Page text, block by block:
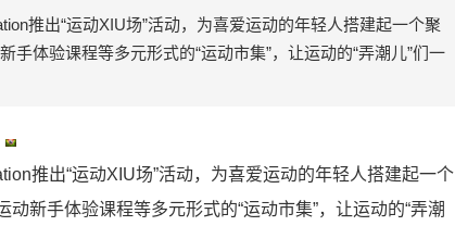
推出“运动XIU场”活动，为喜爱运动的年轻人搭建起一个聚
体验课程等多元形式的“运动市集”，让运动的“弄潮儿”们一
推出“运动XIU场”活动，为喜爱运动的年轻人搭建起一个
新手体验课程等多元形式的“运动市集”，让运动的“弄潮